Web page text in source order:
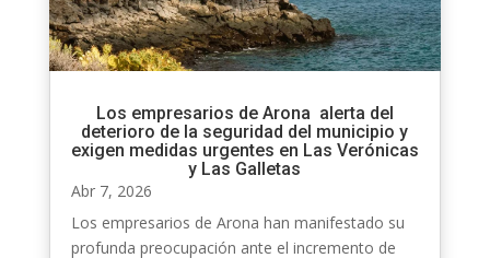
Los empresarios de Arona alerta del
deterioro de la seguridad del municipio y
exigen medidas urgentes en Las Verónicas
y Las Galletas
Abr 7, 2026
Los empresarios de Arona han manifestado su
profunda preocupación ante el incremento de